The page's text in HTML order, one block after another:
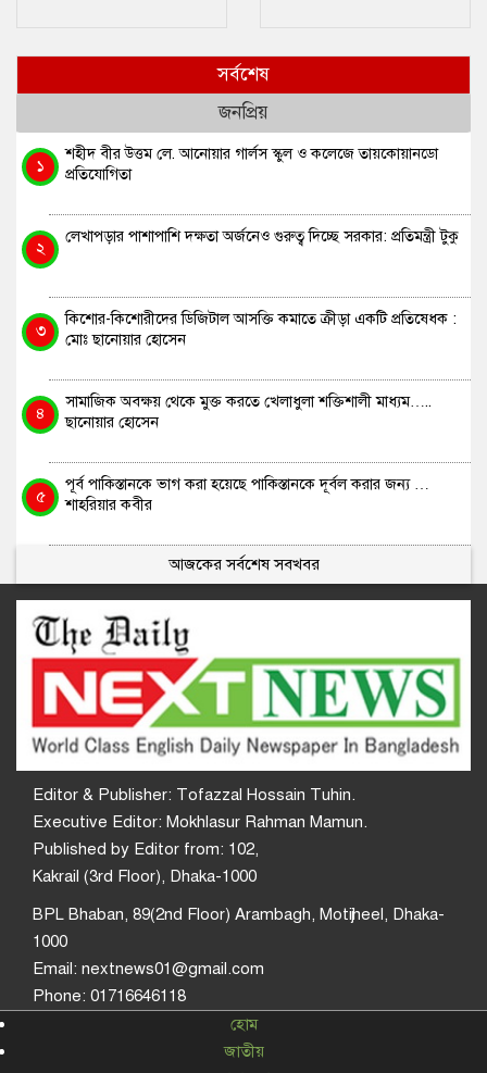
সর্বশেষ
জনপ্রিয়
১
শহীদ বীর উত্তম লে. আনোয়ার গার্লস স্কুল ও কলেজে তায়কোয়ানডো
প্রতিযোগিতা
২
লেখাপড়ার পাশাপাশি দক্ষতা অর্জনেও গুরুত্ব দিচ্ছে সরকার: প্রতিমন্ত্রী টুকু
৩
কিশোর-কিশোরীদের ডিজিটাল আসক্তি কমাতে ক্রীড়া একটি প্রতিষেধক :
মোঃ ছানোয়ার হোসেন
৪
সামাজিক অবক্ষয় থেকে মুক্ত করতে খেলাধুলা শক্তিশালী মাধ্যম…..
ছানোয়ার হোসেন
৫
পূর্ব পাকিস্তানকে ভাগ করা হয়েছে পাকিস্তানকে দূর্বল করার জন্য …
শাহরিয়ার কবীর
আজকের সর্বশেষ সবখবর
Editor & Publisher: Tofazzal Hossain Tuhin.
Executive Editor: Mokhlasur Rahman Mamun.
Published by Editor from: 102,
Kakrail (3rd Floor), Dhaka-1000
BPL Bhaban, 89(2nd Floor) Arambagh, Motijheel, Dhaka-
1000
Email: nextnews01@gmail.com
Phone: 01716646118
হোম
জাতীয়